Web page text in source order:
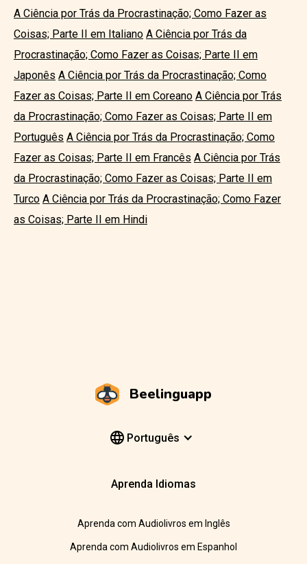
A Ciência por Trás da Procrastinação; Como Fazer as
Coisas; Parte II em Italiano A Ciência por Trás da
Procrastinação; Como Fazer as Coisas; Parte II em
Japonês A Ciência por Trás da Procrastinação; Como
Fazer as Coisas; Parte II em Coreano A Ciência por Trás
da Procrastinação; Como Fazer as Coisas; Parte II em
Português A Ciência por Trás da Procrastinação; Como
Fazer as Coisas; Parte II em Francês A Ciência por Trás
da Procrastinação; Como Fazer as Coisas; Parte II em
Turco A Ciência por Trás da Procrastinação; Como Fazer
as Coisas; Parte II em Hindi
Beelinguapp
Português
Aprenda Idiomas
Aprenda com Audiolivros em Inglês
Aprenda com Audiolivros em Espanhol